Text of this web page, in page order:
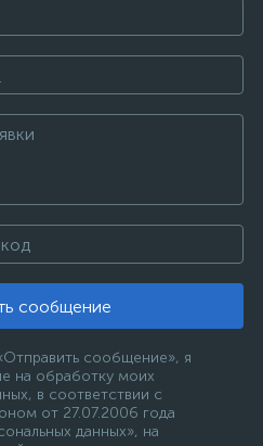
сообщение
сообщение», я
на обработку моих
в соответствии с
от 27.07.2006 года
данных», на